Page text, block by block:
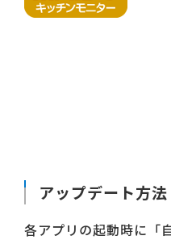
アップデート方法
各アプリの起動時に「